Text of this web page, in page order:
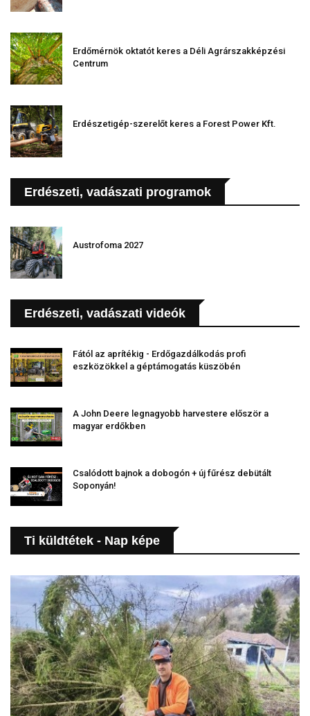
Erdőmérnök oktatót keres a Déli Agrárszakképzési
Centrum
Erdészetigép-szerelőt keres a Forest Power Kft.
Erdészeti, vadászati programok
Austrofoma 2027
Erdészeti, vadászati videók
Fától az aprítékig - Erdőgazdálkodás profi
eszközökkel a géptámogatás küszöbén
A John Deere legnagyobb harvestere először a
magyar erdőkben
Csalódott bajnok a dobogón + új fűrész debütált
Soponyán!
Ti küldtétek - Nap képe